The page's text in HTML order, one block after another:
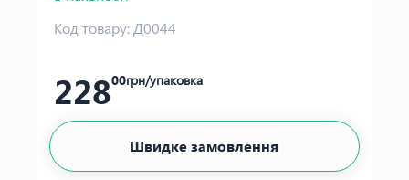
Код товару:Д0044
22800грн/упаковка
Швидке замовлення